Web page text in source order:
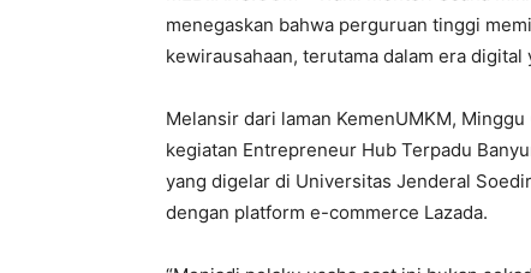
menegaskan bahwa perguruan tinggi
kewirausahaan, terutama dalam era
Melansir dari laman KemenUMKM,
kegiatan Entrepreneur Hub Terpadu
yang digelar di Universitas Jenderal
dengan platform e-commerce Lazada.